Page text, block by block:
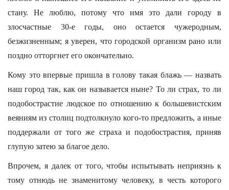
стану. Не люблю, потому что имя это дали городу в
злосчастные 30-е годы, оно остается чужеродным,
безжизненным; я уверен, что городской организм рано или
поздно отторгнет его окончательно.
Кому это впервые пришла в голову такая блажь — назвать
наш город так, как он называется ныне? То ли страх, то ли
подобострастие людское по отношению к большевистским
веяниям из столиц подтолкнуло кого-то предложить, а иные
поддержали от того же страха и подобострастия, приняв
глупую затею за благое дело.
Впрочем, я далек от того, чтобы испытывать неприязнь к
тому отнюдь не знаменитому человеку, в честь которого